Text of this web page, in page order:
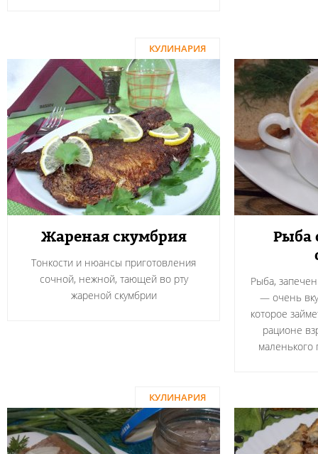
КУЛИНАРИЯ
Жареная скумбрия
Тонкости и нюансы приготовления
сочной, нежной, тающей во рту
жареной скумбрии
Рыба
Рыба,
— очень
которое
рационе
маленького
КУЛИНАРИЯ